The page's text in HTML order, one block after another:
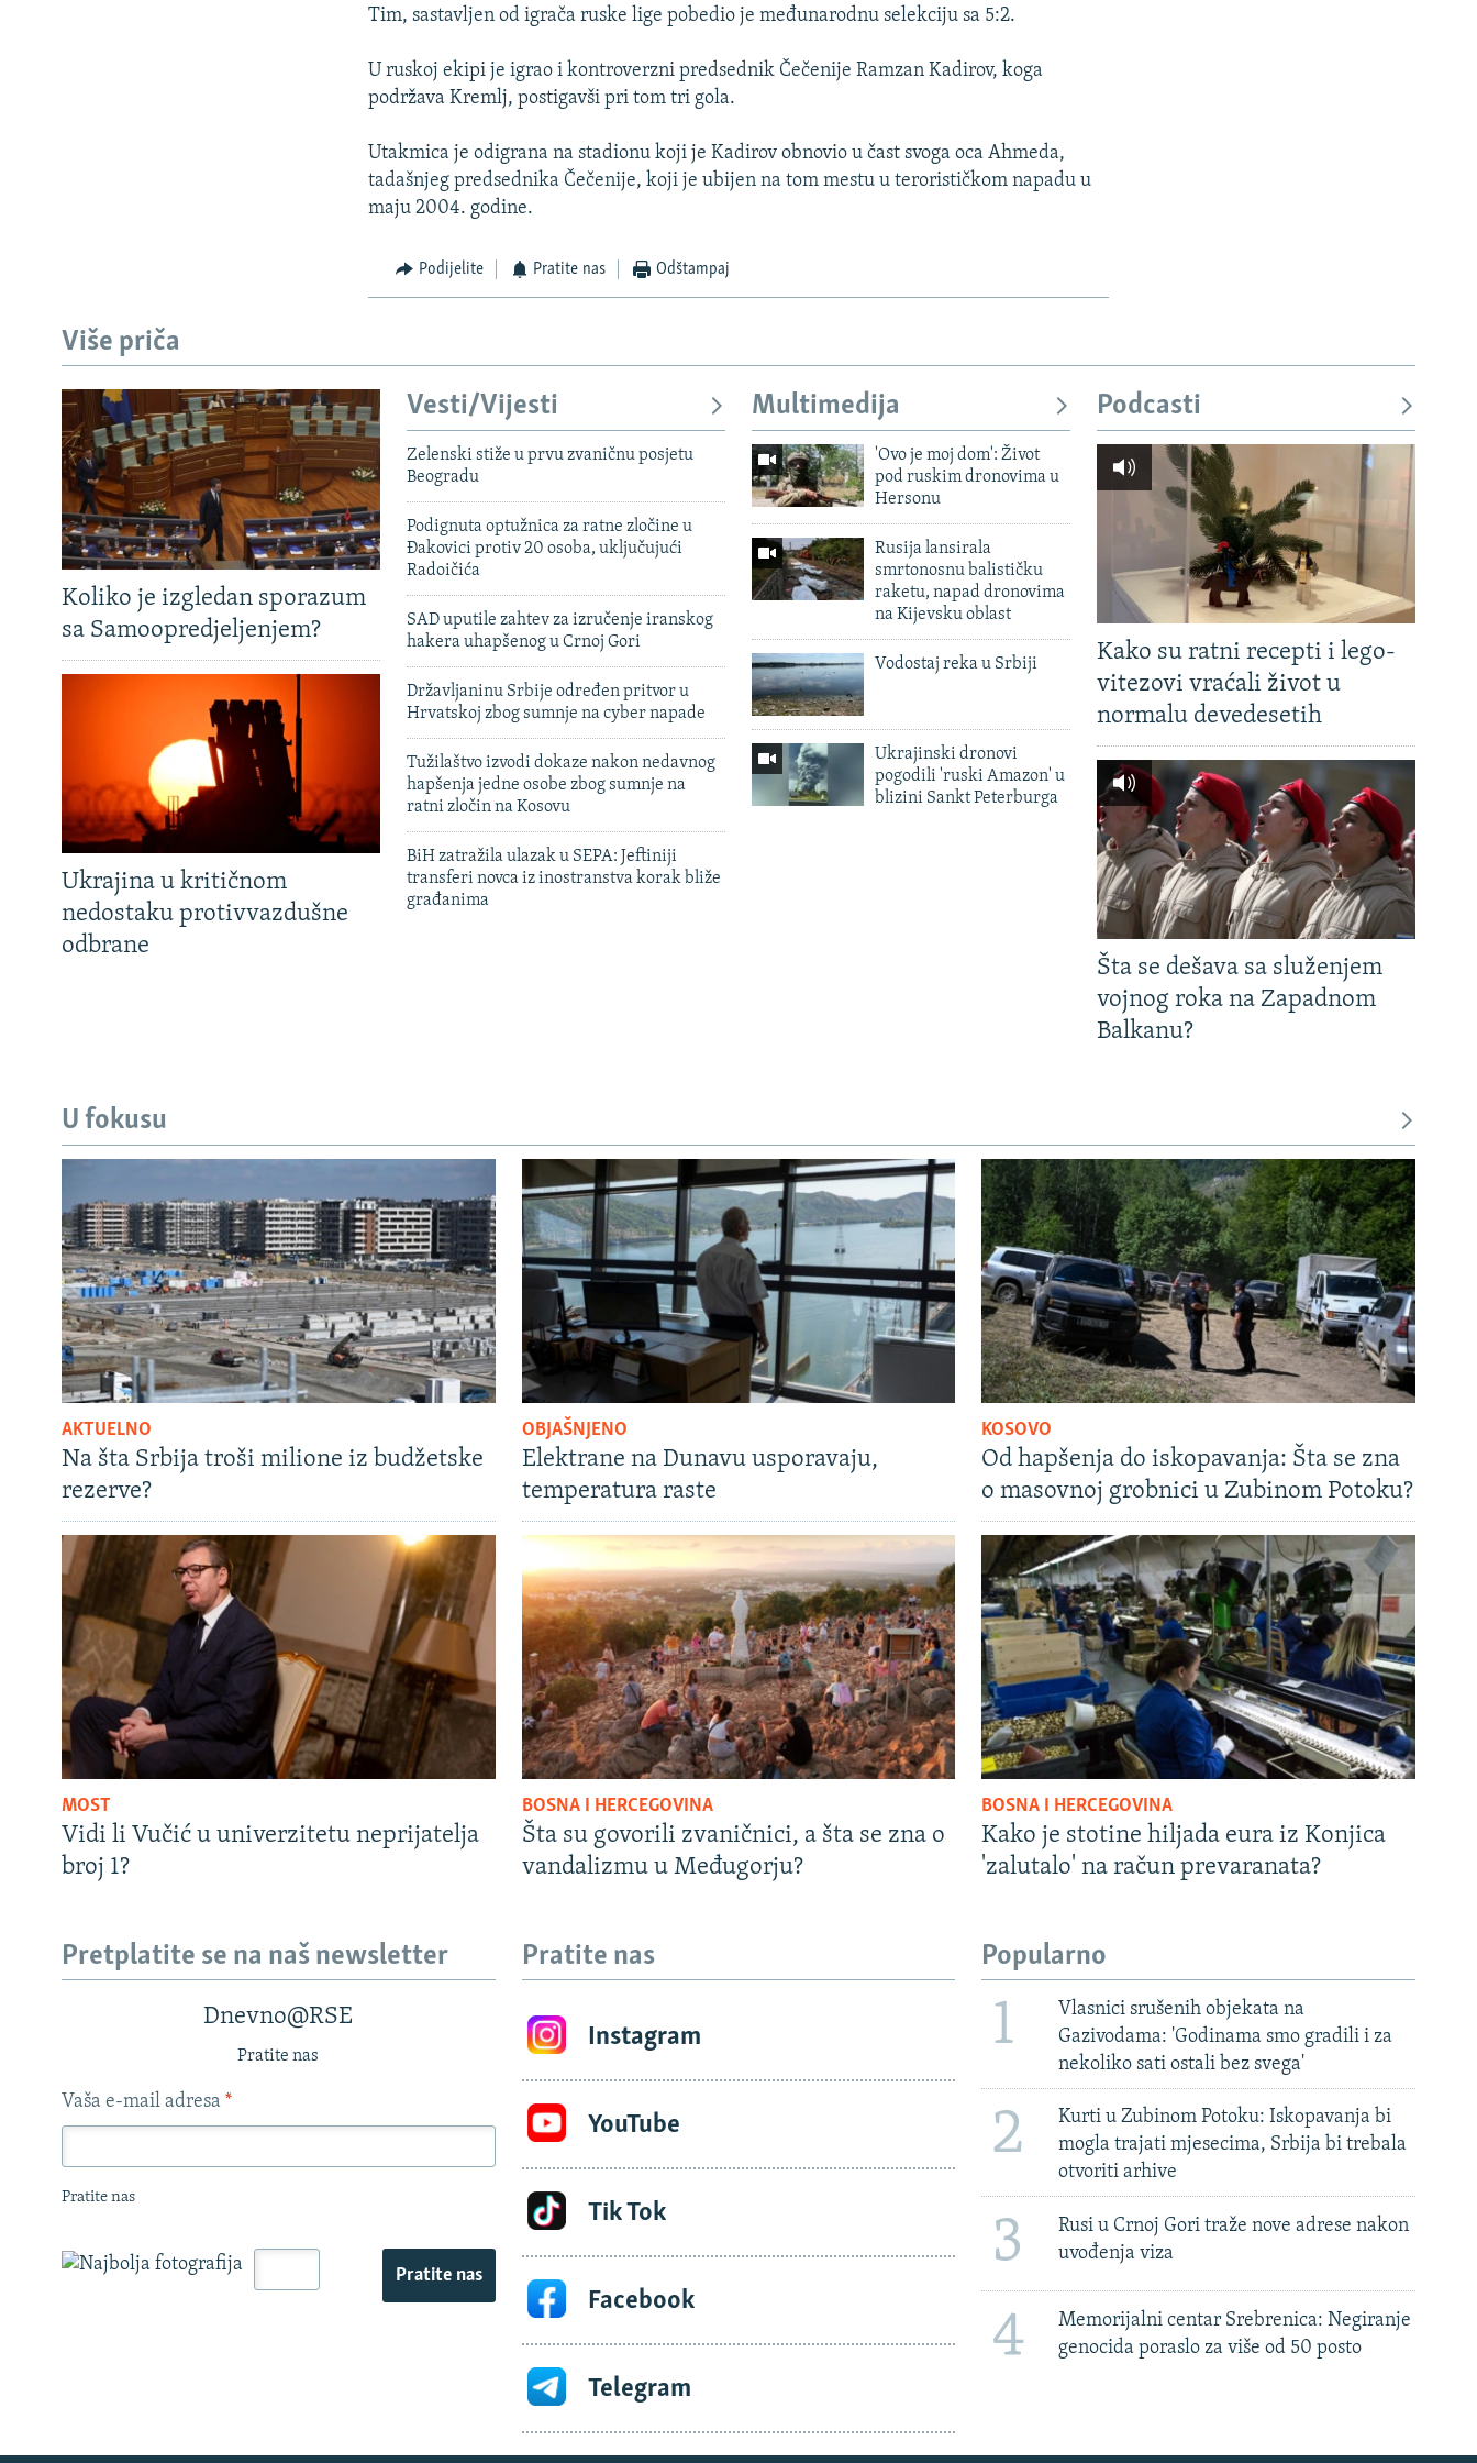
TRI DECENIJE OD RATA U BIH
SVE KARTE DEJTONA
NASTANAK I RASPAD JUGOSLAVIJE
Tim, sastavljen od igrača ruske lige pobedio je međunarodnu selekciju sa 5:2.
U ruskoj ekipi je igrao i kontroverzni predsednik Čečenije Ramzan Kadirov, koga
podržava Kremlj, postigavši pri tom tri gola.
Utakmica je odigrana na stadionu koji je Kadirov obnovio u čast svoga oca Ahmeda,
tadašnjeg predsednika Čečenije, koji je ubijen na tom mestu u terorističkom napadu u
maju 2004. godine.
Podijelite Pratite nas Odštampaj
Više priča
Koliko je izgledan sporazum
sa Samoopredjeljenjem?
Ukrajina u kritičnom
nedostaku protivvazdušne
odbrane
Vesti/Vijesti
Zelenski stiže u prvu zvaničnu posjetu
Beogradu
Podignuta optužnica za ratne zločine u
Đakovici protiv 20 osoba, uključujući
Radoičića
SAD uputile zahtev za izručenje iranskog
hakera uhapšenog u Crnoj Gori
Državljaninu Srbije određen pritvor u
Hrvatskoj zbog sumnje na cyber napade
Tužilaštvo izvodi dokaze nakon nedavnog
hapšenja jedne osobe zbog sumnje na
ratni zločin na Kosovu
BiH zatražila ulazak u SEPA: Jeftiniji
transferi novca iz inostranstva korak bliže
građanima
Multimedija
'Ovo je moj dom': Život
pod ruskim dronovima u
Hersonu
Rusija lansirala
smrtonosnu balističku
raketu, napad dronovima
na Kijevsku oblast
Vodostaj reka u Srbiji
Ukrajinski dronovi
pogodili 'ruski Amazon' u
blizini Sankt Peterburga
Podcasti
Kako su ratni recepti i lego-
vitezovi vraćali život u
normalu devedesetih
Šta se dešava sa služenjem
vojnog roka na Zapadnom
Balkanu?
U fokusu
AKTUELNO
Na šta Srbija troši milione iz budžetske
rezerve?
OBJAŠNJENO
Elektrane na Dunavu usporavaju,
temperatura raste
KOSOVO
Od hapšenja do iskopavanja: Šta se zna
o masovnoj grobnici u Zubinom Potoku?
MOST
Vidi li Vučić u univerzitetu neprijatelja
broj 1?
BOSNA I HERCEGOVINA
Šta su govorili zvaničnici, a šta se zna o
vandalizmu u Međugorju?
BOSNA I HERCEGOVINA
Kako je stotine hiljada eura iz Konjica
'zalutalo' na račun prevaranata?
Pretplatite se na naš newsletter
Dnevno@RSE
Pratite nas
Vaša e-mail adresa *
Pratite nas
Pratite nas
Pratite nas
Instagram
YouTube
Tik Tok
Facebook
Telegram
Popularno
1
Vlasnici srušenih objekata na
Gazivodama: 'Godinama smo gradili i za
nekoliko sati ostali bez svega'
2
Kurti u Zubinom Potoku: Iskopavanja bi
mogla trajati mjesecima, Srbija bi trebala
otvoriti arhive
3
Rusi u Crnoj Gori traže nove adrese nakon
uvođenja viza
4
Memorijalni centar Srebrenica: Negiranje
genocida poraslo za više od 50 posto